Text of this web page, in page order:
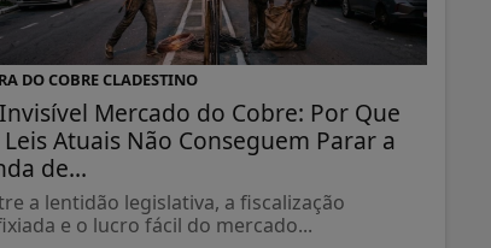
DO COBRE CLADESTINO
Mercado do Cobre: Por Que
Leis Atuais Não Conseguem Parar a
de...
a lentidão legislativa, a fiscalização
e o lucro fácil do mercado...